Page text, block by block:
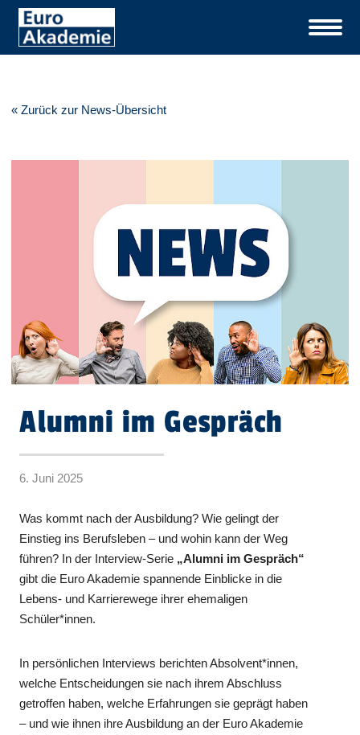
« Zurück zur News-Übersicht
Alumni im Gespräch
6. Juni 2025
Was kommt nach der Ausbildung? Wie gelingt der
Einstieg ins Berufsleben – und wohin kann der Weg
führen? In der Interview-Serie „Alumni im Gespräch“
gibt die Euro Akademie spannende Einblicke in die
Lebens- und Karrierewege ihrer ehemaligen
Schüler*innen.
In persönlichen Interviews berichten Absolvent*innen,
welche Entscheidungen sie nach ihrem Abschluss
getroffen haben, welche Erfahrungen sie geprägt haben
– und wie ihnen ihre Ausbildung an der Euro Akademie